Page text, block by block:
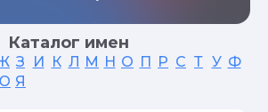
Каталог имен
З И К Л М Н О П Р С Т У Ф
Я